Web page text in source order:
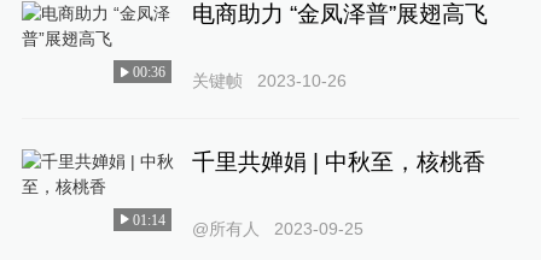
00:36
电商助力 “金凤泽普”展翅高飞
关键帧 2023-10-26
01:14
千里共婵娟 | 中秋至，核桃香
@所有人 2023-09-25